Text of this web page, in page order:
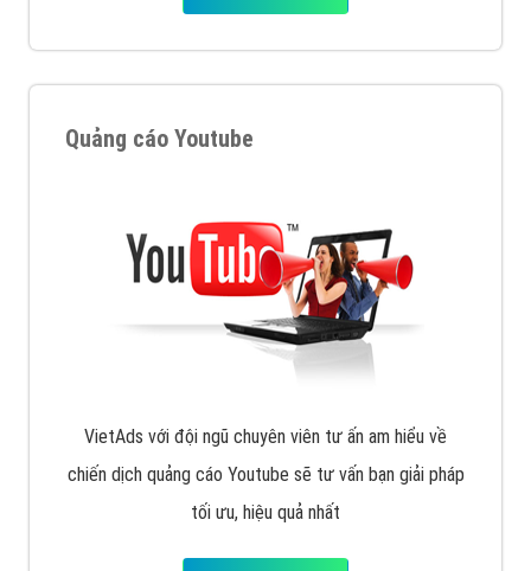
VietAds với đội ngũ SEOer giàu kinh nghiệm được đào
tạo bài bản tại các trung tâm SEO lớn như: Litado,
Inet, Vietmoz, Vinalink
Quảng cáo Youtube